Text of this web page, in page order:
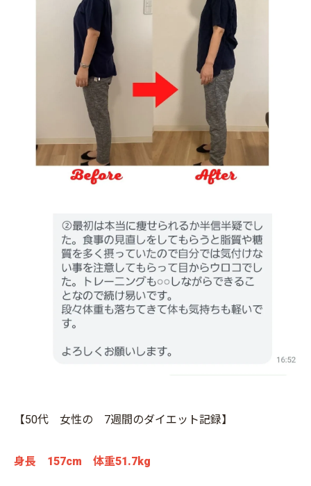
【50代 女性の 7週間のダイエット記録】
身長 157cm 体重51.7kg